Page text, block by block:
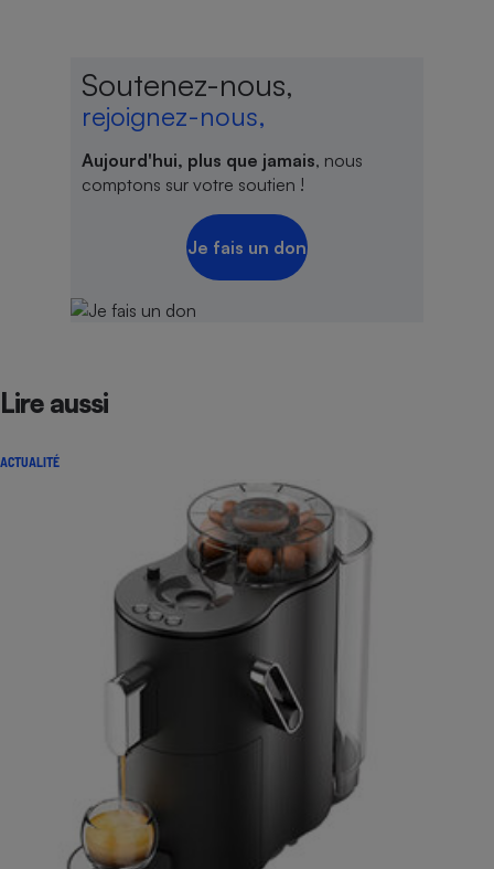
Soutenez-nous,
rejoignez-nous,
Aujourd'hui, plus que jamais, nous
comptons sur votre soutien !
Je fais un don
Lire aussi
ACTUALITÉ